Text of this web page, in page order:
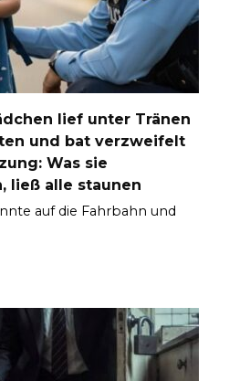
lief unter Tränen
und bat verzweifelt
Was sie
ließ alle staunen
auf die Fahrbahn und